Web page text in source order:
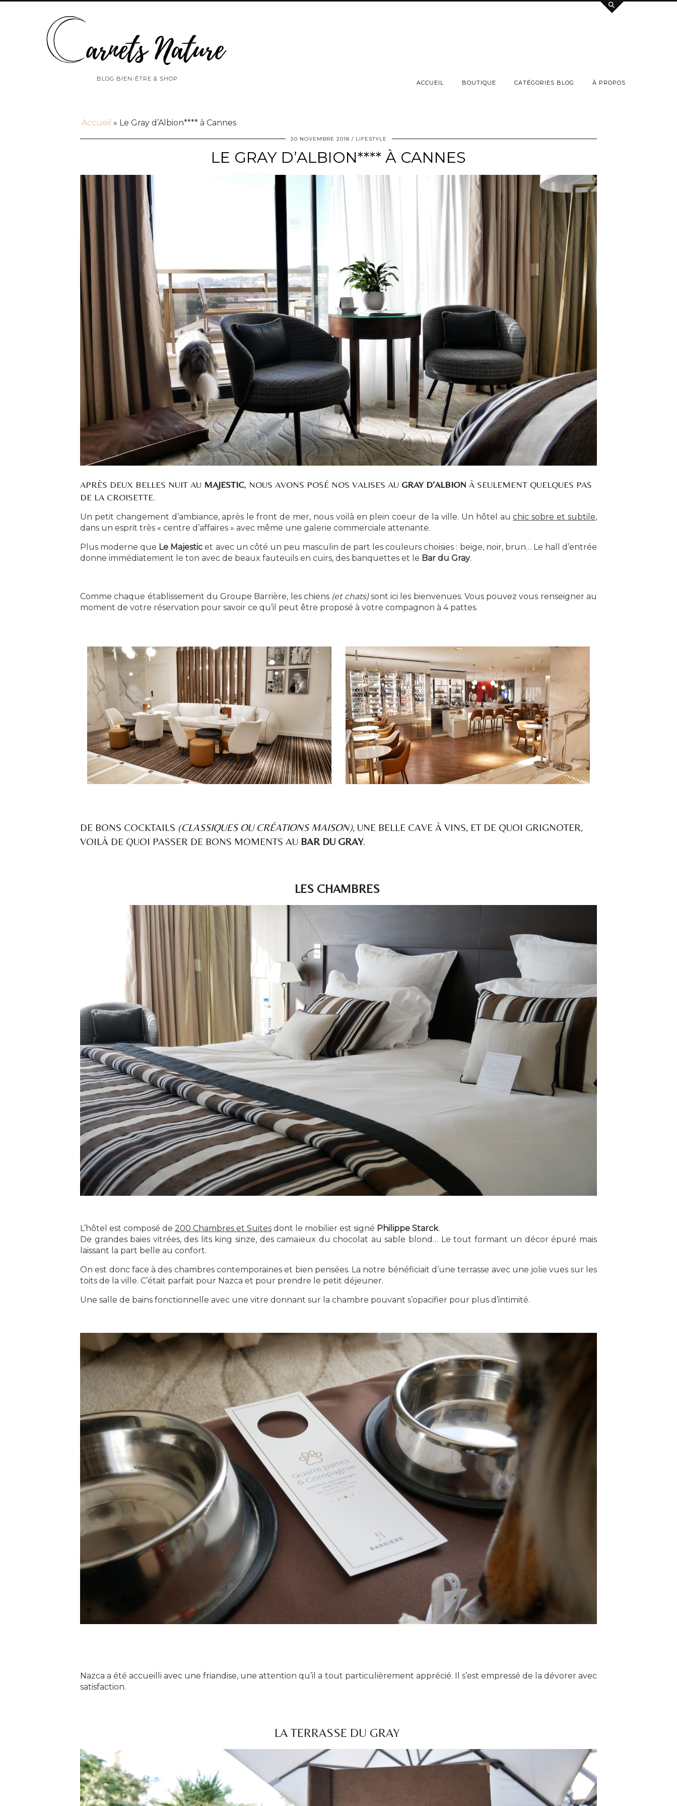
BLOG BIEN-ÊTRE & SHOP
ACCUEIL BOUTIQUE CATÉGORIES BLOG À PROPOS
Accueil » Le Gray d’Albion**** à Cannes
20 NOVEMBRE 2018 LIFESTYLE
LE GRAY D’ALBION**** À CANNES
APRÈS DEUX BELLES NUIT AU MAJESTIC, NOUS AVONS POSÉ NOS VALISES AU GRAY D’ALBION À SEULEMENT QUELQUES PAS
DE LA CROISETTE.
Un petit changement d’ambiance, après le front de mer, nous voilà en plein coeur de la ville. Un hôtel auchic sobre et subtile,
dans un esprit très « centre d’affaires » avec même une galerie commerciale attenante.
Plus moderne que Le Majestic et avec un côté un peu masculin de part les couleurs choisies : beige, noir, brun… Le hall d’entrée
donne immédiatement le ton avec de beaux fauteuils en cuirs, des banquettes et le Bar du Gray.
Comme chaque établissement du Groupe Barrière, les chiens (et chats)sont ici les bienvenues. Vous pouvez vous renseigner au
moment de votre réservation pour savoir ce qu’il peut être proposé à votre compagnon à 4 pattes.
DE BONS COCKTAILS (CLASSIQUES OU CRÉATIONS MAISON), UNE BELLE CAVE À VINS, ET DE QUOI GRIGNOTER,
VOILÀ DE QUOI PASSER DE BONS MOMENTS AU BAR DU GRAY.
LES CHAMBRES
L’hôtel est composé de 200 Chambres et Suites dont le mobilier est signé Philippe Starck.
De grandes baies vitrées, des lits king sinze, des camaïeux du chocolat au sable blond… Le tout formant un décor épuré mais
laissant la part belle au confort.
On est donc face à des chambres contemporaines et bien pensées. La notre bénéficiait d’une terrasse avec une jolie vues sur les
toits de la ville. C’était parfait pour Nazca et pour prendre le petit déjeuner.
Une salle de bains fonctionnelle avec une vitre donnant sur la chambre pouvant s’opacifier pour plus d’intimité.
Nazca a été accueilli avec une friandise, une attention qu’il a tout particulièrement apprécié. Il s’est empressé de la dévorer avec
satisfaction.
LA TERRASSE DU GRAY